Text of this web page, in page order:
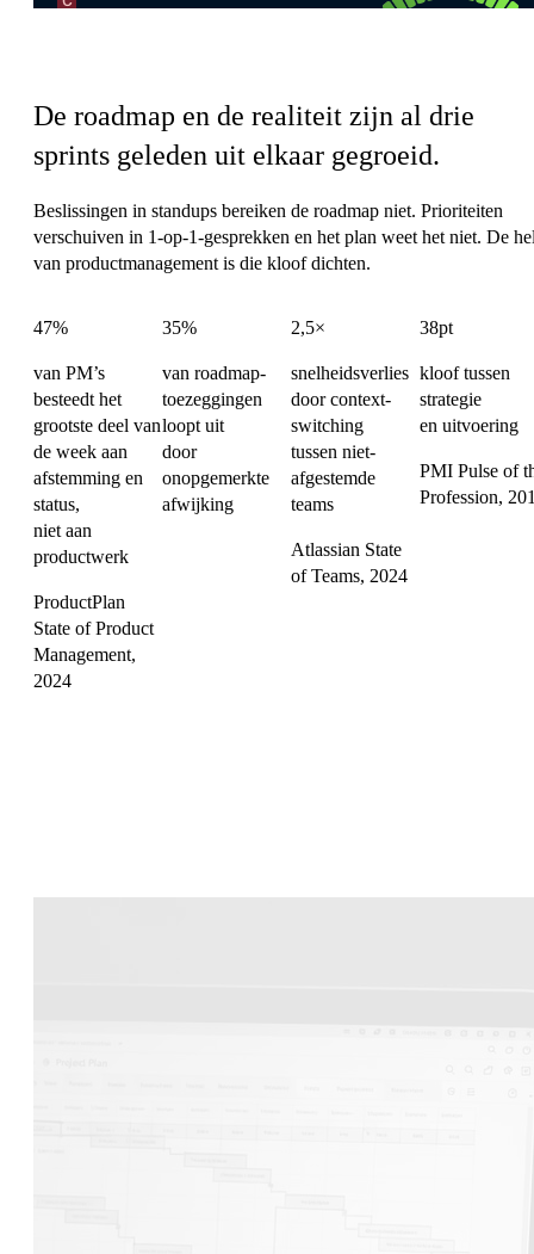
De roadmap en de realiteit zijn al drie
sprints geleden uit elkaar gegroeid.
Beslissingen in standups bereiken de roadmap niet. Prioriteiten
verschuiven in 1-op-1-gesprekken en het plan weet het niet. De
van productmanagement is die kloof dichten.
47%
van PM’s
besteedt het
grootste deel van
de week aan
afstemming en
status,
niet aan
productwerk
ProductPlan
State of Product
Management,
2024
35%
van roadmap-
toezeggingen
loopt uit
door
onopgemerkte
afwijking
2,5×
snelheidsverlies
door context-
switching
tussen niet-
afgestemde
teams
Atlassian State
of Teams, 2024
38pt
kloof tussen
strategie
en uitvoering
PMI Pulse of
Profession,